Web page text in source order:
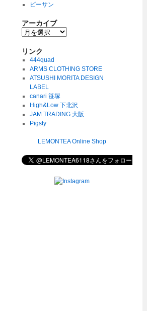
ビーサン
アーカイブ
リンク
444quad
ARMS CLOTHING STORE
ATSUSHI MORITA DESIGN
LABEL
canari 笹塚
High&Low 下北沢
JAM TRADING 大阪
Pigsty
LEMONTEA Online Shop